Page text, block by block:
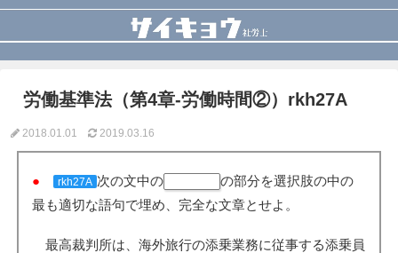
労働基準法（第4章-労働時間②）rkh27A
2018.01.01 2019.03.16
● rkh27A 次の文中の
の部分を選択肢の中の
最も適切な語句で埋め、完全な文章とせよ。
最高裁判所は、海外旅行の添乗業務に従事する添乗員